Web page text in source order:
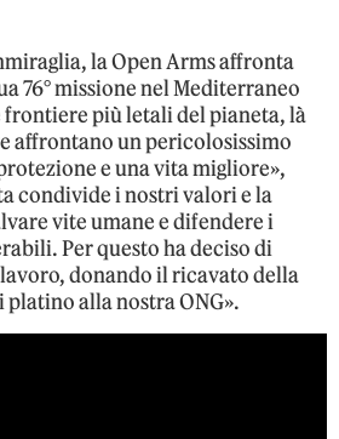
la Open Arms affronta
76° missione nel Mediterraneo
frontiere più letali del pianeta, là
affrontano un pericolosissimo
e una vita migliore»,
condivide i nostri valori e la
vite umane e difendere i
Per questo ha deciso di
donando il ricavato della
alla nostra ONG».